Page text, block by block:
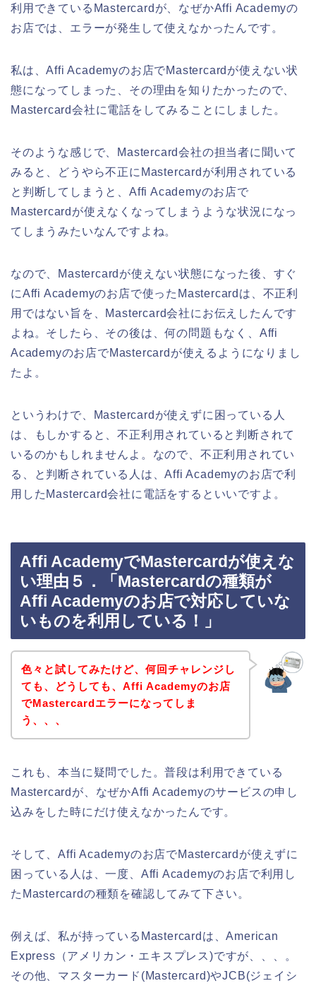
利用できているMastercardが、なぜかAffi Academyの
お店では、エラーが発生して使えなかったんです。
私は、Affi Academyのお店でMastercardが使えない状
態になってしまった、その理由を知りたかったので、
Mastercard会社に電話をしてみることにしました。
そのような感じで、Mastercard会社の担当者に聞いて
みると、どうやら不正にMastercardが利用されている
と判断してしまうと、Affi Academyのお店で
Mastercardが使えなくなってしまうような状況になっ
てしまうみたいなんですよね。
なので、Mastercardが使えない状態になった後、すぐ
にAffi Academyのお店で使ったMastercardは、不正利
用ではない旨を、Mastercard会社にお伝えしたんです
よね。そしたら、その後は、何の問題もなく、Affi
Academyのお店でMastercardが使えるようになりまし
たよ。
というわけで、Mastercardが使えずに困っている人
は、もしかすると、不正利用されていると判断されて
いるのかもしれませんよ。なので、不正利用されてい
る、と判断されている人は、Affi Academyのお店で利
用したMastercard会社に電話をするといいですよ。
Affi AcademyでMastercardが使えな
い理由５．「Mastercardの種類が
Affi Academyのお店で対応していな
いものを利用している！」
色々と試してみたけど、何回チャレンジし
ても、どうしても、Affi Academyのお店
でMastercardエラーになってしま
う、、、
これも、本当に疑問でした。普段は利用できている
Mastercardが、なぜかAffi Academyのサービスの申し
込みをした時にだけ使えなかったんです。
そして、Affi Academyのお店でMastercardが使えずに
困っている人は、一度、Affi Academyのお店で利用し
たMastercardの種類を確認してみて下さい。
例えば、私が持っているMastercardは、American
Express（アメリカン・エキスプレス)ですが、、、。
その他、マスターカード(Mastercard)やJCB(ジェイシ